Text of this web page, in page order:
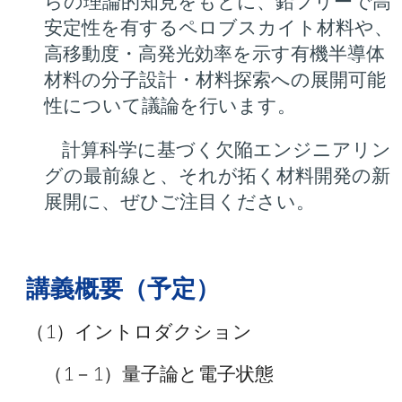
安定性を有するペロブスカイト材料や、
高移動度・高発光効率を示す有機半導体
材料の分子設計・材料探索への展開可能
性について議論を行います。
計算科学に基づく欠陥エンジニアリン
グの最前線と、それが拓く材料開発の新
展開に、ぜひご注目ください。
講義概要（予定）
（ 1 ）イントロダクション
（1－1）量子論と電子状態